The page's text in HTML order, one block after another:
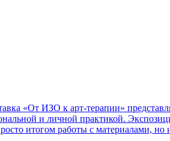
«От ИЗО к арт-терапии»
и личной практикой.
итогом работы с материалами, но